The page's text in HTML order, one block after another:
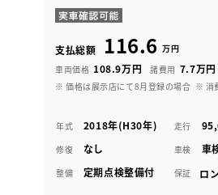
支払総額 116.6 万円
車両価格 108.9万円 諸費用 7.7万円
※ 価格は展示店にて8月登録の場合 ※ 消
年式 2018年(H30年) 走行
修復 なし 車検 車
整備 定期点検整備付 保証 ロ